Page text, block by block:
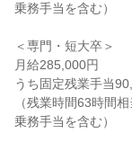
乗務手当を含む）
＜専門・短大卒＞
月給285,000円
うち固定残業手当
（残業時間63時間相
乗務手当を含む）